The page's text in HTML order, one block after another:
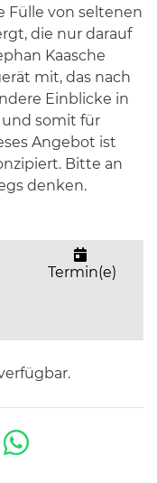
Fülle von seltenen
die nur darauf
Kaasche
mit, das nach
Einblicke in
somit für
Angebot ist
Bitte an
denken.
Termin(e)